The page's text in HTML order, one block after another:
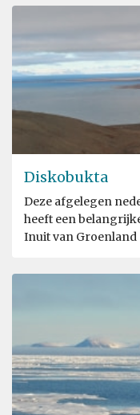
Diskobukta
Deze afgelegen
heeft een
Inuit van Groenland